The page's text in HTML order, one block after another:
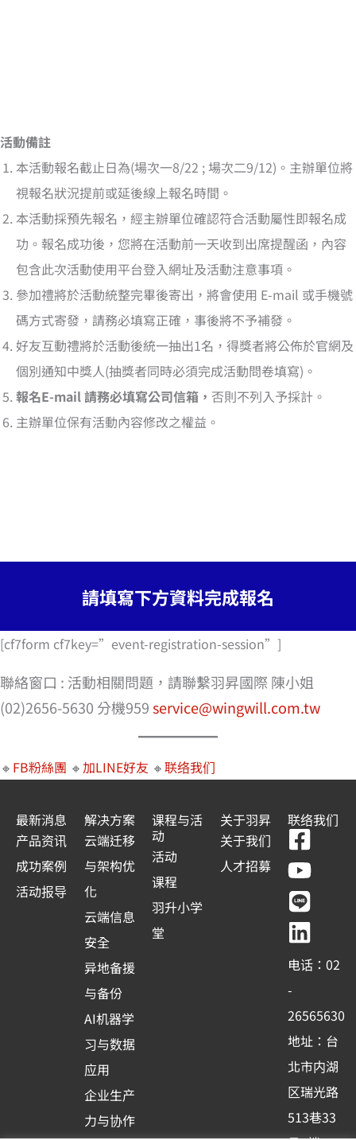
活動備註
本活動報名截止日為(場次一8/22 ; 場次二9/12)。主辦單位將
視報名狀況提前或延後線上報名時間。
本活動採預先報名，經主辦單位確認符合活動屬性即報名成
功。報名成功後，您將在活動前一天收到出席提醒函，內容
包含此次活動使用平台登入網址及活動注意事項。
參加禮將於活動統整完畢後寄出，將會使用 E-mail 或手機號
碼方式寄發，請務必填寫正確，事後將不予補發。
好友互動禮將於活動後統一抽出1名，得獎者將公佈於官網及
個別通知中獎人(抽獎者同時必須完成活動問卷填寫)。
報名E-mail 請務必填寫公司信箱， 否則不列入予採計。
主辦單位保有活動內容修改之權益。
請填寫下方資料完成報名
[cf7form cf7key=”event-registration-session”]
聯絡窗口 : 活動相關問題，請聯繫羽昇國際 陳小姐
(02)2656-5630 分機959service@wingwill.com.tw
🔸 FB粉絲團 🔸加LINE好友 🔸联络我们
最新消息
产品资讯
成功案例
活动报导
解决方案
云端迁移
与架构优
化
云端信息
安全
异地备援
与备份
AI机器学
习与数据
应用
企业生产
力与协作
课程与活
动
活动
课程
羽升小学
堂
关于羽昇
关于我们
人才招募
联络我们
F
a
c
e
b
o
o
k
-
s
q
u
a
Y
o
u
t
u
b
e
L
i
n
e
L
i
n
k
e
d
i
n
电话：02
-
26565630
地址：台
北市内湖
区瑞光路
513巷33